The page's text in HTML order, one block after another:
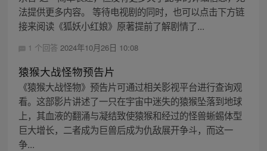
法提供更多内容。 等待电视剧的同时，也可以点击下方链
接来阅读《狐妖小红娘》原著提前了解剧情了...
1 个回答 2024年10月26日 10:08
猿猴大战怪物预告片
《猿猴大战怪物》预告片可通过相关影视平台进行查询观
看。这部影片讲述了一只在宇宙中迷失的猿猴坠落到地球
上，其血液的翻涌与凝结致使猿猴和经过的怪兽蜥蜴体型
巨大增长，二者成为巨兽后成为仇敌展开争斗，而这一
争...